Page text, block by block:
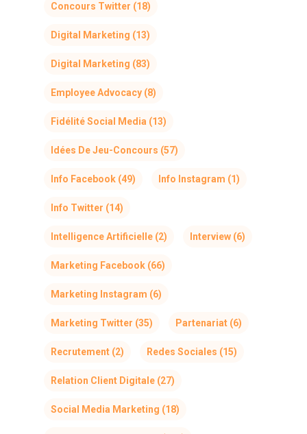
Concours Twitter (18)
Digital Marketing (13)
Digital Marketing (83)
Employee Advocacy (8)
Fidélité Social Media (13)
Idées De Jeu-Concours (57)
Info Facebook (49) Info Instagram (1)
Info Twitter (14)
Intelligence Artificielle (2) Interview (6)
Marketing Facebook (66)
Marketing Instagram (6)
Marketing Twitter (35) Partenariat (6)
Recrutement (2) Redes Sociales (15)
Relation Client Digitale (27)
Social Media Marketing (18)